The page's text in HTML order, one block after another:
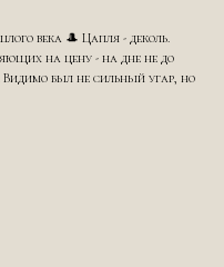
века 🎩 Цапля - деколь.
на цену - на дне не до
был не сильный угар, но